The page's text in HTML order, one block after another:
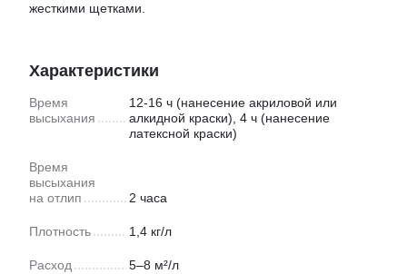
жесткими щетками.
Характеристики
Время
высыхания
12-16 ч (нанесение акриловой или
алкидной краски), 4 ч (нанесение
латексной краски)
Время
высыхания
на отлип
2 часа
Плотность 1,4 кг/л
Расход 5–8 м²/л